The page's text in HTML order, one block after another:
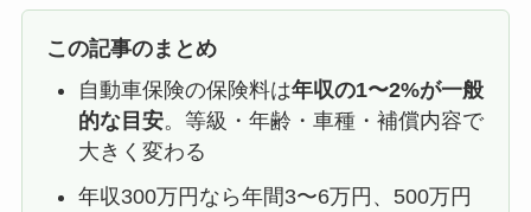
この記事のまとめ
自動車保険の保険料は年収の1〜2%が一般
的な目安。等級・年齢・車種・補償内容で
大きく変わる
年収300万円なら年間3〜6万円、500万円